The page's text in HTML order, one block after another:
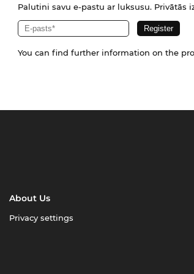
Palutini savu e-pastu ar luksusu. Privātās
You can find further information on the
About Us
Privacy settings